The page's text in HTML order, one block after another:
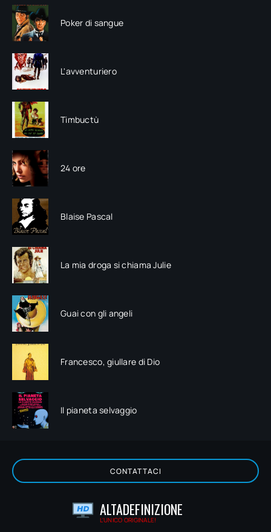
Poker di sangue
L'avventuriero
Timbuctù
24 ore
Blaise Pascal
La mia droga si chiama Julie
Guai con gli angeli
Francesco, giullare di Dio
Il pianeta selvaggio
CONTATTACI
ALTADEFINIZIONE
L'UNICO ORIGINALE!